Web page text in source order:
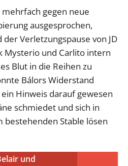
gegen neue
ausgesprochen,
Verletzungspause von JD
Mysterio und Carlito intern
Blut in die Reihen zu
Bálors Widerstand
Hinweis darauf gewesen
schmiedet und sich in
bestehenden Stable lösen
und